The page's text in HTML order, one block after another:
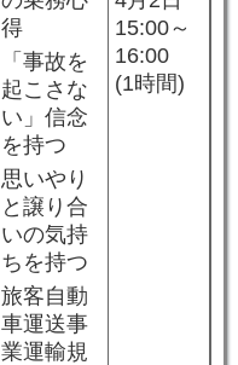
得
「事故を
起こさな
い」信念
を持つ
思いやり
と譲り合
いの気持
ちを持つ
旅客自動
車運送事
業運輸規
15:00～
16:00
(1時間)